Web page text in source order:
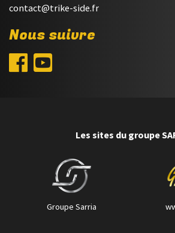
contact@trike-side.fr
Nous suivre
Les sites du groupe
Groupe Sarria